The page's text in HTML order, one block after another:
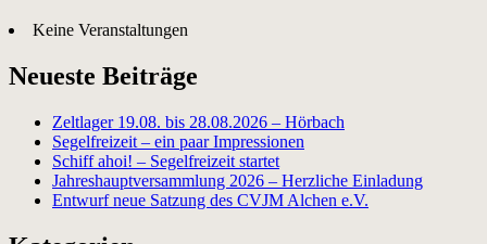
Keine Veranstaltungen
Neueste Beiträge
Zeltlager 19.08. bis 28.08.2026 – Hörbach
Segelfreizeit – ein paar Impressionen
Schiff ahoi! – Segelfreizeit startet
Jahreshauptversammlung 2026 – Herzliche Einladung
Entwurf neue Satzung des CVJM Alchen e.V.